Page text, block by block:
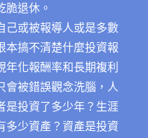
脆退休。
己或被報導人或是多數
本搞不清楚什麼投資報
化報酬率和長期複利
會被錯誤觀念洗腦，人
是投資了多少年？生涯
多少資產？資產是投資